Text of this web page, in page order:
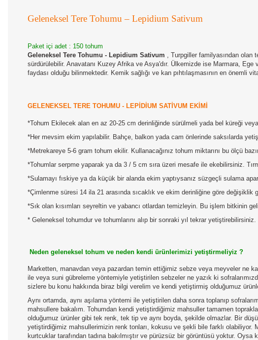
Geleneksel Tere Tohumu – Lepidium Sativum
Paket içi adet : 150 tohum
Geleneksel Tere Tohumu - Lepidium Sativum , Turpgiller familyasından olan
sürdürülebilir. Anavatanı Kuzey Afrika ve Asya'dır. Ülkemizde ise Marmara,
faydası olduğu bilinmektedir. Kemik sağlığı ve kan pıhtılaşmasının en önemli
GELENEKSEL TERE TOHUMU - LEPİDİUM SATİVUM EKİMİ
*Tohum Ekilecek alan en az 20-25 cm derinliğinde sürülmeli yada bel küreği
*Her mevsim ekim yapılabilir. Bahçe, balkon yada cam önlerinde saksılarda
*Metrekareye 5-6 gram tohum ekilir. Kullanacağınız tohum miktarını bu ölçü
*Tohumlar serpme yaparak ya da 3 / 5 cm sıra üzeri mesafe ile ekebilirsiniz.
*Sulamayı fıskiye ya da küçük bir alanda ekim yaptıysanız süzgeçli sulama
*Çimlenme süresi 14 ila 21 arasında sıcaklık ve ekim derinliğine göre değişiklik
*Sık olan kısımları seyreltin ve yabancı otlardan temizleyin. Bu işlem bitkinin
* Geleneksel tohumdur ve tohumlarını alıp bir sonraki yıl tekrar yetiştirebilirsiniz.
Neden geleneksel tohum ve neden kendi ürünlerimizi yetiştirmeliyiz ?
Marketten, manavdan veya pazardan temin ettiğimiz sebze veya meyveler ne
ile veya suni gübreleme yöntemiyle yetiştirilen sebzeler ne yazık ki
sizlere bu konu hakkında biraz bilgi verelim ve kendi yetiştirmiş olduğumuz
Aynı ortamda, aynı aşılama yöntemi ile yetiştirilen daha sonra toplanıp
mahsullere bakalım. Tohumdan kendi yetiştirdiğimiz mahsuller tamamen
olduğumuz ürünler gibi tek renk, tek tip ve aynı boyda, şekilde olmazlar. Bir
yetiştirdiğimiz mahsullerimizin renk tonları, kokusu ve şekli bile farklı olabiliyor.
kurtcuklar tarafından tadına bakılmıştır ve pürüzsüz bir görüntüsü yoktur.